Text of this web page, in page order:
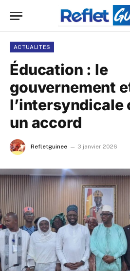
ACTUALITES
Éducation : le
gouvernement
l’intersyndicale
un accord
Refletguinee 3 janvier 2026